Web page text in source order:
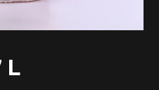
L